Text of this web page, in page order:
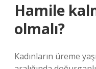
Hamile
olmalı?
Kadınların üreme